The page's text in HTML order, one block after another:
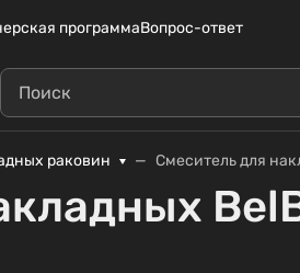
программаВопрос-ответ
раковин Смеситель для